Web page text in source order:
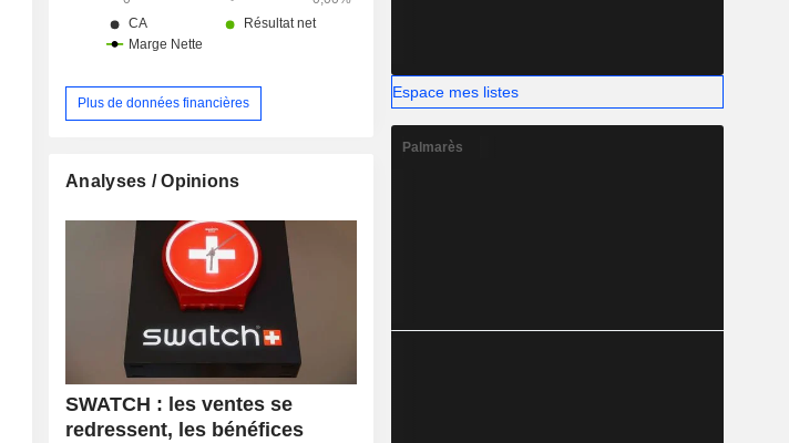
Plus de données financières
Analyses / Opinions
SWATCH : les ventes se
redressent, les bénéfices
Espace mes listes
Palmarès